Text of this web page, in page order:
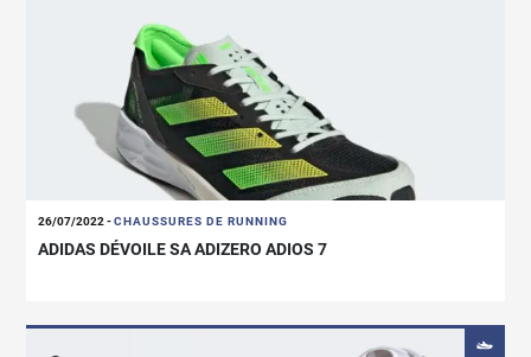
26/07/2022 -CHAUSSURES DE RUNNING
ADIDAS DÉVOILE SA ADIZERO ADIOS 7